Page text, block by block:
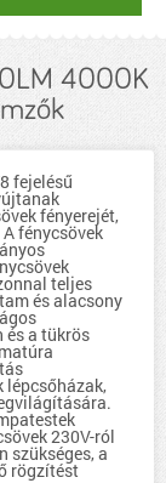
4000K
fejelésű
fényerejét,
fénycsövek
teljes
és alacsony
a tükrös
lépcsőházak,
230V-ról
szükséges, a
rögzítést